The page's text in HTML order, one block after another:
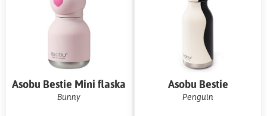
Asobu Bestie Mini flaska
Bunny
Asobu Bestie
vattenflaska
Penguin